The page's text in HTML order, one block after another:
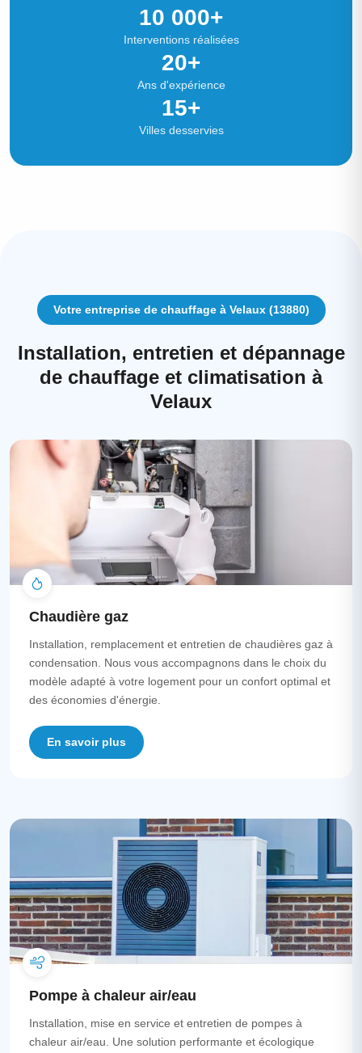
10 000+
Interventions réalisées
20+
Ans d'expérience
15+
Villes desservies
Votre entreprise de chauffage à Velaux (13880)
Installation, entretien et dépannage
de chauffage et climatisation à
Velaux
Chaudière gaz
Installation, remplacement et entretien de chaudières gaz à
condensation. Nous vous accompagnons dans le choix du
modèle adapté à votre logement pour un confort optimal et
des économies d'énergie.
En savoir plus
Pompe à chaleur air/eau
Installation, mise en service et entretien de pompes à
chaleur air/eau. Une solution performante et écologique